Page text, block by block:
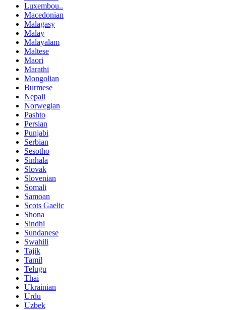
Luxembou..
Macedonian
Malagasy
Malay
Malayalam
Maltese
Maori
Marathi
Mongolian
Burmese
Nepali
Norwegian
Pashto
Persian
Punjabi
Serbian
Sesotho
Sinhala
Slovak
Slovenian
Somali
Samoan
Scots Gaelic
Shona
Sindhi
Sundanese
Swahili
Tajik
Tamil
Telugu
Thai
Ukrainian
Urdu
Uzbek